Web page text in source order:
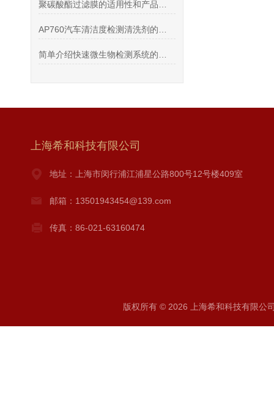
上海希和科技有限公司
地址：上海市闵行浦江浦星公路800号12号楼409室
邮箱：13501943454@139.com
传真：86-021-63160474
版权所有 © 2026 上海希和科技有限公